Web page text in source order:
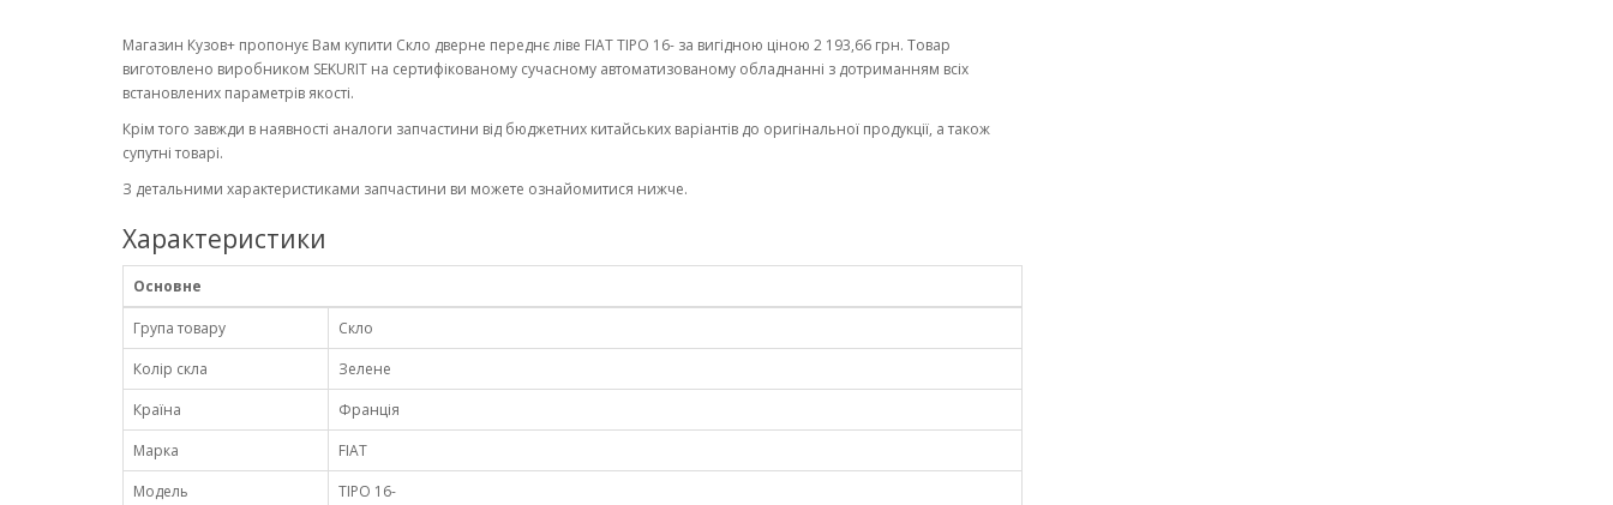
Магазин Кузов+ пропонує Вам купити Скло дверне переднє ліве FIAT TIPO 16- за вигідною ціною 2 193,66 грн. Товар
виготовлено виробником SEKURIT на сертифікованому сучасному автоматизованому обладнанні з дотриманням всіх
встановлених параметрів якості.
Крім того завжди в наявності аналоги запчастини від бюджетних китайських варіантів до оригінальної продукції, а також
супутні товарі.
З детальними характеристиками запчастини ви можете ознайомитися нижче.
Характеристики
Основне
Група товару
Скло
Колір скла
Зелене
Країна
Франція
Марка
FIAT
Модель
TIPO 16-